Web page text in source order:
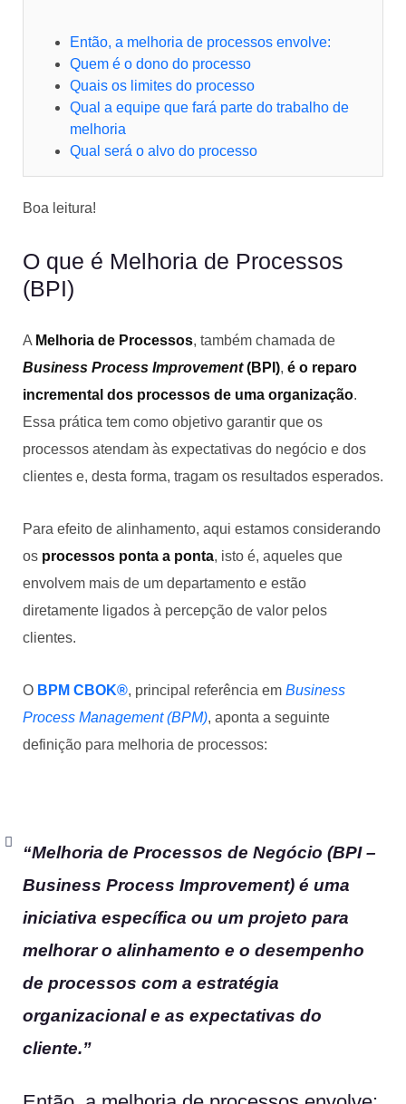
Então, a melhoria de processos envolve:
Quem é o dono do processo
Quais os limites do processo
Qual a equipe que fará parte do trabalho de
melhoria
Qual será o alvo do processo
Boa leitura!
O que é Melhoria de Processos
(BPI)
A Melhoria de Processos, também chamada de
Business Process Improvement(BPI), é o reparo
incremental dos processos de uma organização.
Essa prática tem como objetivo garantir que os
processos atendam às expectativas do negócio e dos
clientes e, desta forma, tragam os resultados esperados.
Para efeito de alinhamento, aqui estamos considerando
os processos ponta a ponta, isto é, aqueles que
envolvem mais de um departamento e estão
diretamente ligados à percepção de valor pelos
clientes.
O BPM CBOK®, principal referência em Business
Process Management (BPM), aponta a seguinte
definição para melhoria de processos:
“Melhoria de Processos de Negócio (BPI –
Business Process Improvement) é uma
iniciativa específica ou um projeto para
melhorar o alinhamento e o desempenho
de processos com a estratégia
organizacional e as expectativas do
cliente.”